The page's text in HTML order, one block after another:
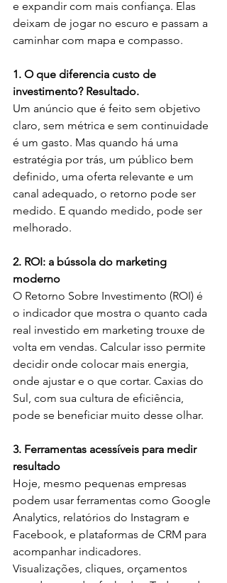
e expandir com mais confiança. Elas
deixam de jogar no escuro e passam a
caminhar com mapa e compasso.
1. O que diferencia custo de
investimento? Resultado.
Um anúncio que é feito sem objetivo
claro, sem métrica e sem continuidade
é um gasto. Mas quando há uma
estratégia por trás, um público bem
definido, uma oferta relevante e um
canal adequado, o retorno pode ser
medido. E quando medido, pode ser
melhorado.
2. ROI: a bússola do marketing
moderno
O Retorno Sobre Investimento (ROI) é
o indicador que mostra o quanto cada
real investido em marketing trouxe de
volta em vendas. Calcular isso permite
decidir onde colocar mais energia,
onde ajustar e o que cortar. Caxias do
Sul, com sua cultura de eficiência,
pode se beneficiar muito desse olhar.
3. Ferramentas acessíveis para medir
resultado
Hoje, mesmo pequenas empresas
podem usar ferramentas como Google
Analytics, relatórios do Instagram e
Facebook, e plataformas de CRM para
acompanhar indicadores.
Visualizações, cliques, orçamentos